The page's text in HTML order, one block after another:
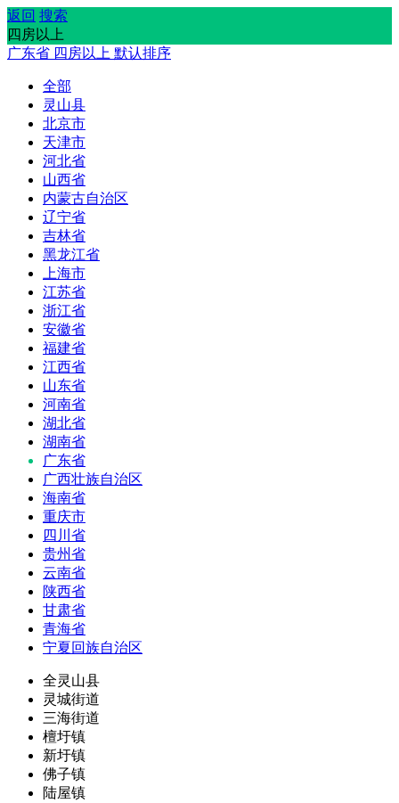
返回 搜索
四房以上
广东省 四房以上 默认排序
全部
灵山县
北京市
天津市
河北省
山西省
内蒙古自治区
辽宁省
吉林省
黑龙江省
上海市
江苏省
浙江省
安徽省
福建省
江西省
山东省
河南省
湖北省
湖南省
广东省
广西壮族自治区
海南省
重庆市
四川省
贵州省
云南省
陕西省
甘肃省
青海省
宁夏回族自治区
全灵山县
灵城街道
三海街道
檀圩镇
新圩镇
佛子镇
陆屋镇